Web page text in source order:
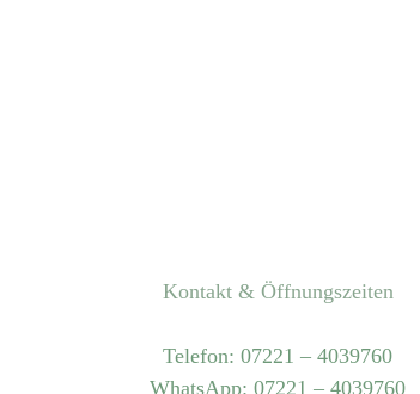
Kontakt & Öffnungszeiten
Telefon: 07221 – 4039760
WhatsApp: 07221 – 4039760